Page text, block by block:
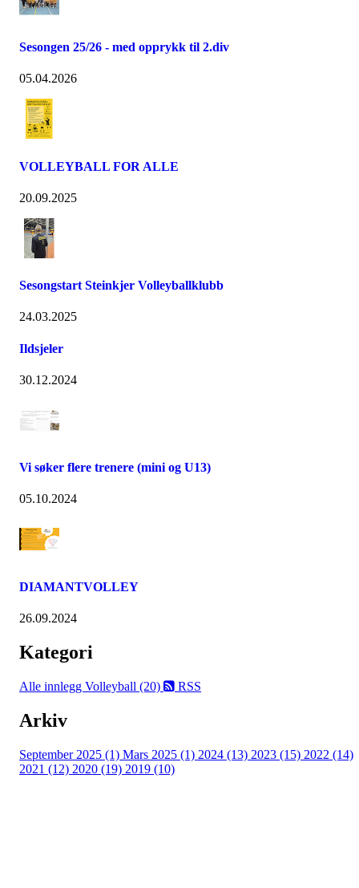
Sesongen 25/26 - med opprykk til 2.div
05.04.2026
VOLLEYBALL FOR ALLE
20.09.2025
Sesongstart Steinkjer Volleyballklubb
24.03.2025
Ildsjeler
30.12.2024
Vi søker flere trenere (mini og U13)
05.10.2024
DIAMANTVOLLEY
26.09.2024
Kategori
Alle innlegg Volleyball (20) RSS
Arkiv
September 2025 (1) Mars 2025 (1) 2024 (13) 2023 (15) 2022 (14)
2021 (12) 2020 (19) 2019 (10)